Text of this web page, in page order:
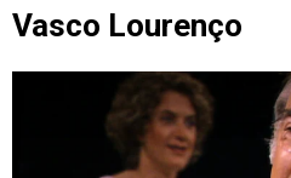
Vasco Lourenço